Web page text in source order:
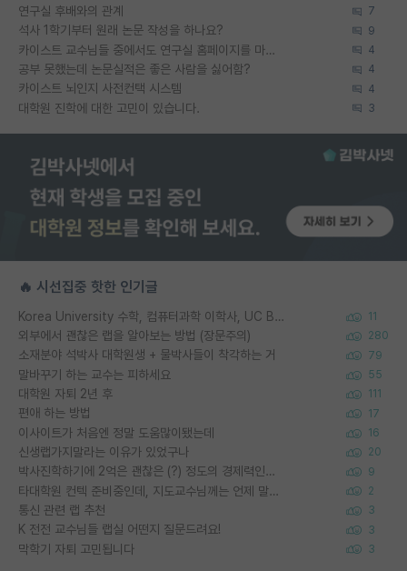
연구실 후배와의 관계 7
석사 1학기부터 원래 논문 작성을 하나요? 9
카이스트 교수님들 중에서도 연구실 홈페이지를 마련 안 하신 분들이 계시던데 4
공부 못했는데 논문실적은 좋은 사람을 싫어함? 4
카이스트 뇌인지 사전컨택 시스템 4
대학원 진학에 대한 고민이 있습니다. 3
🔥 시선집중 핫한 인기글
Korea University 수학, 컴퓨터과학 이학사, UC Berkeley 산업공학 대학원 공학박사가 되는 것은 쉽지 않겠죠? 11
외부에서 괜찮은 랩을 알아보는 방법 (장문주의) 280
소재분야 석박사 대학원생 + 물박사들이 착각하는 거 79
말바꾸기 하는 교수는 피하세요 55
대학원 자퇴 2년 후 111
편애 하는 방법 17
이사이트가 처음엔 정말 도움많이됐는데 16
신생랩가지말라는 이유가 있었구나 20
박사진학하기에 2억은 괜찮은 (?) 정도의 경제력인가요 9
타대학원 컨텍 준비중인데, 지도교수님께는 언제 말씀드려야 할까요? 2
통신 관련 랩 추천 3
K 전전 교수님들 랩실 어떤지 질문드려요! 3
막학기 자퇴 고민됩니다 3